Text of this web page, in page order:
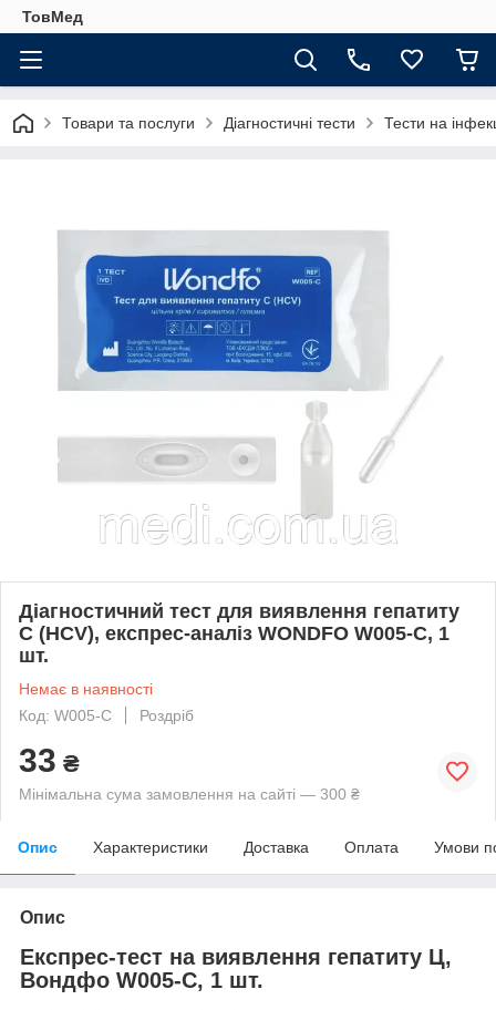
ТовМед
Товари та послуги Діагностичні тести Тести на
Діагностичний тест для виявлення гепатиту
C (HCV), експрес-аналіз WONDFO W005-C, 1
шт.
Немає в наявності
Код: W005-C
Роздріб
33 ₴
Мінімальна сума замовлення на сайті — 300 ₴
Опис Характеристики Доставка Оплата Умови
Опис
Експрес-тест на виявлення гепатиту Ц,
Вондфо W005-C, 1 шт.